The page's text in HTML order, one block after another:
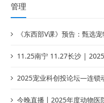
管理
《东西部V课》预告：甄选
系11.25南宁 11.27长沙 |
2025宠业科创投论坛—连锁
今晚直播丨2025年度动物医